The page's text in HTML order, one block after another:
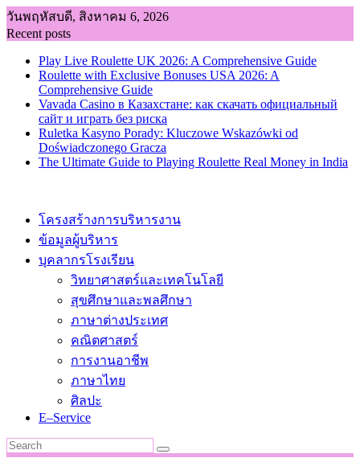
Skip
to
content
วันพฤหัสบดี, สิงหาคม 6, 2026
Recent posts
Play Live Roulette UK 2026: A Comprehensive Guide
Roulette with Exclusive Bonuses USA 2026: A
Comprehensive Guide
Vavada Casino в Казахстане: как скачать официальный
сайт и играть без риска
Ruletka Kasyno Porady: Kluczowe Wskazówki od
Doświadczonego Gracza
The Ultimate Guide to Playing Roulette Real Money in India
โครงสร้างการบริหารงาน
ข้อมูลผู้บริหาร
บุคลากรโรงเรียน
วิทยาศาสตร์และเทคโนโลยี
สุขศึกษาและพลศึกษา
ภาษาต่างประเทศ
คณิตศาสตร์
การงานอาชีพ
ภาษาไทย
ศิลปะ
E–Service